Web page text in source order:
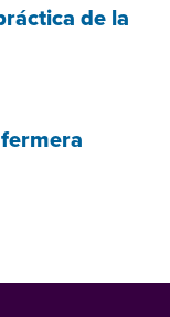
de la